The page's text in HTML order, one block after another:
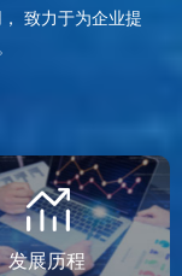
致力于为企业提
发展历程